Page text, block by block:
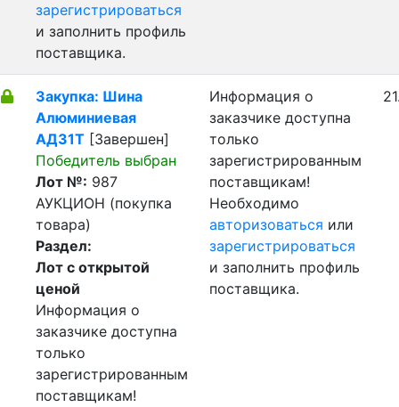
зарегистрироваться
и заполнить профиль
поставщика.
Закупка: Шина
Алюминиевая
АД31Т [Завершен]
Победитель выбран
Лот №: 987
АУКЦИОН (покупка
товара)
Раздел:
Лот с открытой
ценой
Информация о
заказчике доступна
только
зарегистрированным
поставщикам!
Информация о
заказчике доступна
только
зарегистрированным
поставщикам!
Необходимо
авторизоваться или
зарегистрироваться
и заполнить профиль
поставщика.